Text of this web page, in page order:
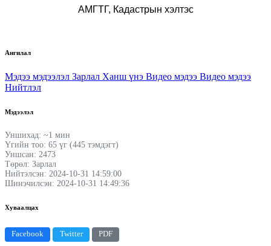
АМГТГ, Кадастрын хэлтэс
Ангилал
Мэдээ мэдээлэл Зарлал Ханш үнэ Видео мэдээ Видео мэдээ
Нийтлэл
Мэдээлэл
Уншихад: ~1 мин
Үгийн тоо: 65 үг (445 тэмдэгт)
Уншсан: 2473
Төрөл: Зарлал
Нийтэлсэн: 2024-10-31 14:59:00
Шинэчилсэн: 2024-10-31 14:49:36
Хуваалцах
Facebook Twitter PDF